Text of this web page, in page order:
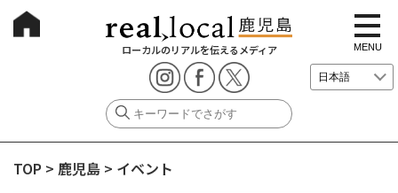
ローカルのリアルを伝えるメディア
t
o
g
g
e
i
MENU
TOP > 鹿児島 > イベント